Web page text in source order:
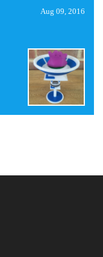
Aug 09, 2016